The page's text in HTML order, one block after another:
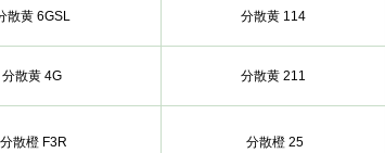
散黄 6GSL 分散黄 114
分散黄 4G 分散黄 211
散橙 F3R 分散橙 25